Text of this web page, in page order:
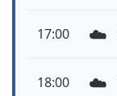
17:00 ☁️
18:00 ☁️